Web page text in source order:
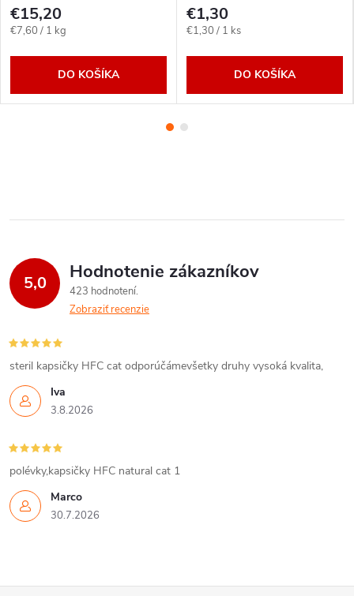
€15,20
Jednotková
€7,60 / 1 kg
DO KOŠÍKA
€1,30
Jednotková
€1,30 / 1 ks
DO KOŠÍKA
5,0 Hodnotenie zákazníkov
423 hodnotení
Zobraziť recenzie
Iva
3.8.2026
steril kapsičky HFC cat odporúčámevšetky druhy vysoká kvalita,
Marco
30.7.2026
polévky,kapsičky HFC natural cat 1